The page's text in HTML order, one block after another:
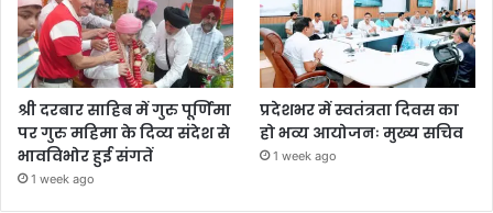
श्री दरबार साहिब में गुरु पूर्णिमा
पर गुरु महिमा के दिव्य संदेश से
भावविभोर हुई संगतें
1 week ago
प्रदेशभर में स्वतंत्रता दिवस का
हो भव्य आयोजनः मुख्य सचिव
1 week ago